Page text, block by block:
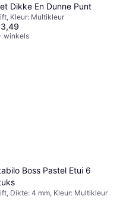
Dikke En Dunne Punt
Kleur: Multikleur
winkels
Boss Pastel Etui 6
Dikte: 4 mm, Kleur: Multikleur